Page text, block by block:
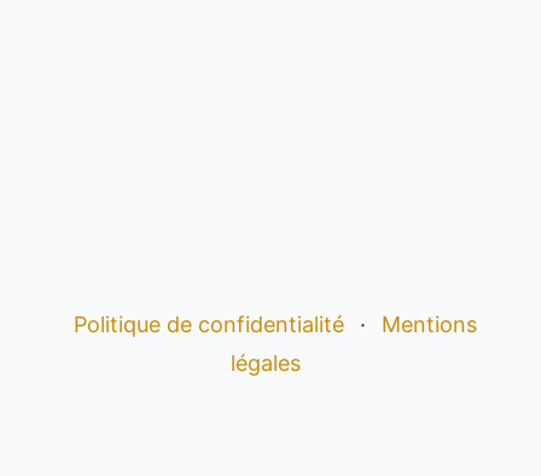
Politique de confidentialité ·
Mentions
légales